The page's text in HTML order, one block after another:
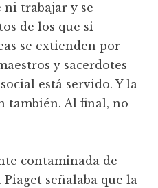
ni trabajar y se
de los que si
se extienden por
y sacerdotes
está servido. Y la
también. Al final, no
contaminada de
señalaba que la